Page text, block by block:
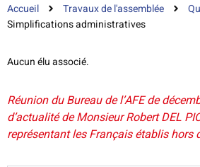
Accueil Travaux de l'assemblée
Simplifications administratives
Aucun élu associé.
Réunion du Bureau de l’AFE de
d’actualité de Monsieur Robert DEL
représentant les Français établis hors